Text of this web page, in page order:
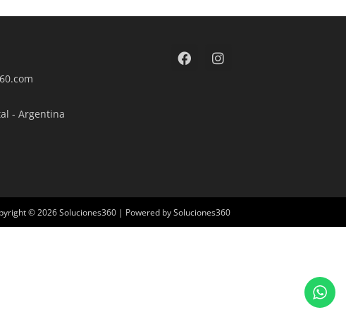
- Argentina
© 2026 Soluciones360 | Powered by Soluciones360